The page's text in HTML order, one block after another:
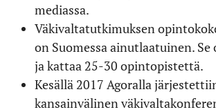
mediassa.
Väkivaltatutkimuksen
on Suomessa ainutlaatuinen. Se
ja kattaa 25-30 opintopistettä.
Kesällä 2017 Agoralla
kansainvälinen